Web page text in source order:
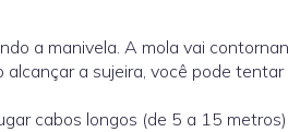
a manivela. A mola vai
a sujeira, você pode
cabos longos (de 5 a 15